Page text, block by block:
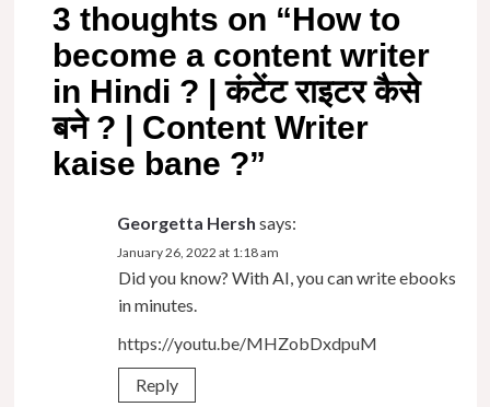
3 thoughts on “How to
become a content writer
in Hindi ? | कंटेंट राइटर कैसे
बने ? | Content Writer
kaise bane ?”
Georgetta Hersh says:
January 26, 2022 at 1:18 am
Did you know? With AI, you can write ebooks
in minutes.
https://youtu.be/MHZobDxdpuM
Reply